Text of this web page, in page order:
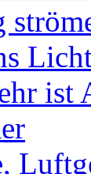
ist